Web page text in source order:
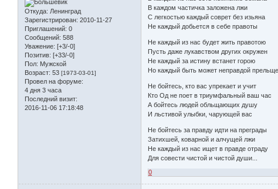
Откуда: Ленинград
Зарегистрирован: 2010-11-27
Приглашений: 0
Сообщений: 588
Уважение: [+3/-0]
Позитив: [+33/-0]
Пол: Мужской
Возраст: 53 [1973-03-01]
Провел на форуме:
4 дня 3 часа
Последний визит:
2016-11-06 17:18:48
В каждом частичка заложена лжи
С легкостью каждый соврет без изьяна
Не каждый добьется в себе правоты
Не каждый из нас будет жить правотою
Пусть даже лукавством других окружен
Не каждый за истину встанет горою
Но каждый быть может неправдой
Не бойтесь, кто вас упрекает и учит
Кто Од не поет в триумфальный ваш час
А бойтесь людей обльщающих душу
И льстивой улыбки, чарующей вас
Не бойтесь за правду идти на преграды
Затихшей, коварной и алчущей лжи
Не каждый из нас ищет в правде отраду
Для совести чистой и чистой души...
0